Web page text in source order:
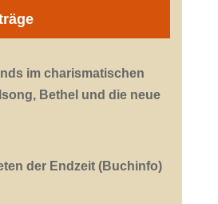
im charismatischen
Bethel und die neue
der Endzeit (Buchinfo)